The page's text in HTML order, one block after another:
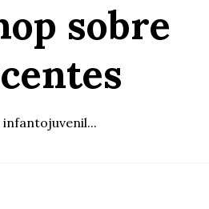
sobre